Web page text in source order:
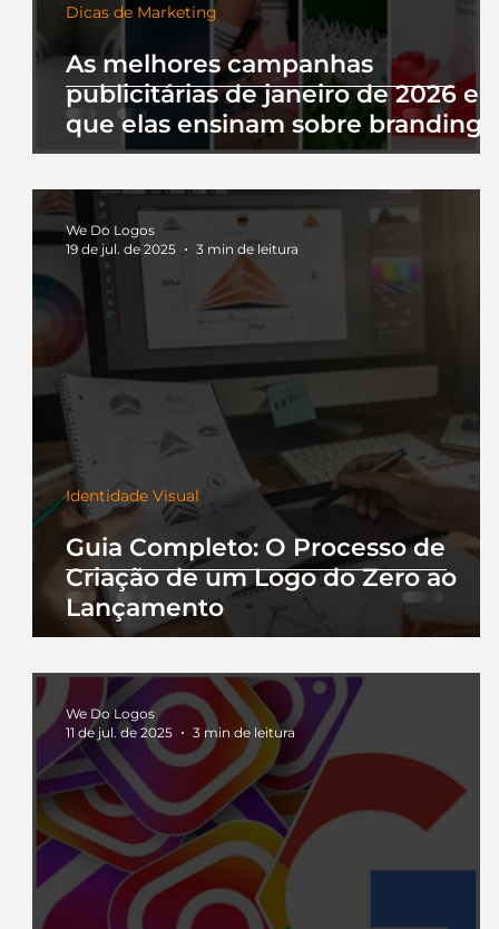
As melhores campanhas
publicitárias de janeiro de 2026 e
que elas ensinam sobre branding
Dicas de Marketing
Guia Completo: O Processo de
Criação de um Logo do Zero ao
Lançamento
Identidade Visual
We Do Logos
19 de jul. de 2025
3 min de leitura
We Do Logos
11 de jul. de 2025
3 min de leitura